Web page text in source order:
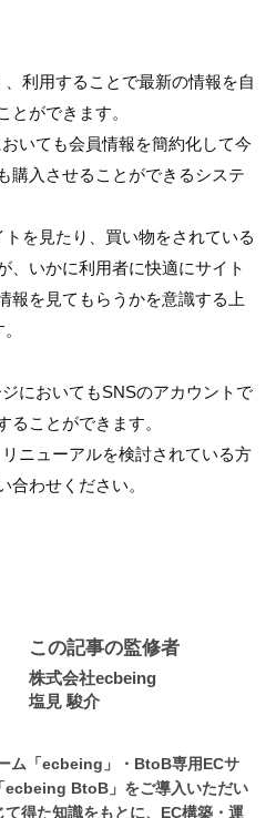
利用することで最新の情報を自
とができます。
いても会員情報を簡約化して今
購入させることができるシステ
を見たり、買い物をされている
、いかに利用者に快適にサイト
報を見てもらうかを意識する上
においてもSNSのアカウントで
ることができます。
ニューアルを検討されている方
合わせください。
この記事の監修者
株式会社ecbeing
塩見 駿介
ム「ecbeing」・BtoB専用ECサ
ecbeing BtoB」をご導入いただい
得た知識をもとに、EC構築・運